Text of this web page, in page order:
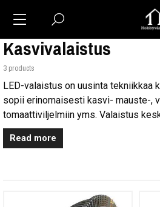
Kasvivalaistus
3 products
LED-valaistus on uusinta tekniikkaa
sopii erinomaisesti kasvi- mauste-,
tomaattiviljelmiin yms. Valaistus
aallonpituuksille, joita kasvien
levitä valoa näiden aallonpituuksien
Read more